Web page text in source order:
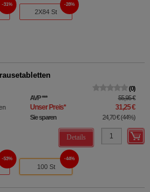
31%
2X84 St
28%
0
AVP*** 55,95 €
Unser Preis* 31,25 €
Sie sparen 24,70 €(44%)
Details
53%
100 St
44%